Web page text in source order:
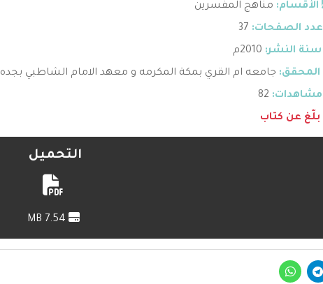
الأقسام: مناهج المفسرين
عدد الصفحات: 37
سنة النشر: 2010م
المحقق: جامعه ام القري بمكة المكرمه و معهد الامام الشاطبي بجده
مشاهدات:
بلّغ عن كتاب
التحميل